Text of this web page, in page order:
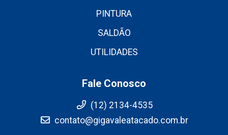
PINTURA
SALDÃO
UTILIDADES
Fale Conosco
(12) 2134-4535
contato@gigavaleatacado.com.br